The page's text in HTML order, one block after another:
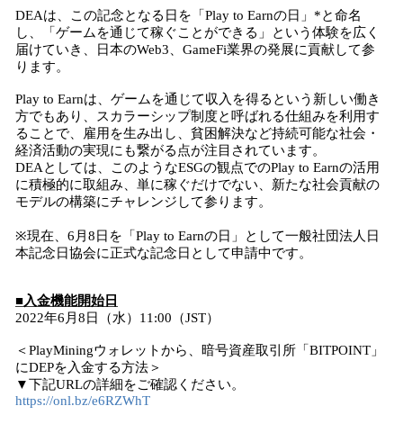
DEAは、この記念となる日を「Play to Earnの日」*と命名
し、「ゲームを通じて稼ぐことができる」という体験を広く
届けていき、日本のWeb3、GameFi業界の発展に貢献して参
ります。
Play to Earnは、ゲームを通じて収入を得るという新しい働き
方でもあり、スカラーシップ制度と呼ばれる仕組みを利用す
ることで、雇用を生み出し、貧困解決など持続可能な社会・
経済活動の実現にも繋がる点が注目されています。
DEAとしては、このようなESGの観点でのPlay to Earnの活用
に積極的に取組み、単に稼ぐだけでない、新たな社会貢献の
モデルの構築にチャレンジして参ります。
※現在、6月8日を「Play to Earnの日」として一般社団法人日
本記念日協会に正式な記念日として申請中です。
■入金機能開始日
2022年6月8日（水）11:00（JST）
＜PlayMiningウォレットから、暗号資産取引所「BITPOINT」
にDEPを入金する方法＞
▼下記URLの詳細をご確認ください。
https://onl.bz/e6RZWhT